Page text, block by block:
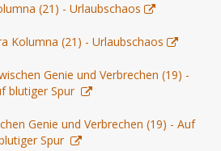
(21) - Urlaubschaos
Kolumna (21) - Urlaubschaos
Genie und Verbrechen (19) -
blutiger Spur
Genie und Verbrechen (19) - Auf
Spur